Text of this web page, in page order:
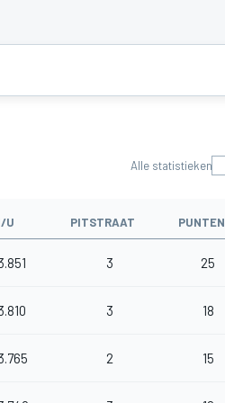
Alle statistieken
U PITSTRAAT PUNTEN
3 25
3 18
2 15